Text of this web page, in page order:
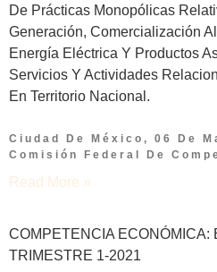
De Prácticas Monopólicas
Generación, Comercialización
Energía Eléctrica Y Productos
Servicios Y Actividades
En Territorio Nacional.
Ciudad De México, 06 De
Comisión Federal De
Read More »
COMPETENCIA ECONÓMICA:
TRIMESTRE 1-2021